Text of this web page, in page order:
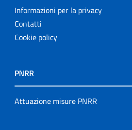
Informazioni per la privacy
Contatti
Cookie policy
PNRR
Attuazione misure PNRR